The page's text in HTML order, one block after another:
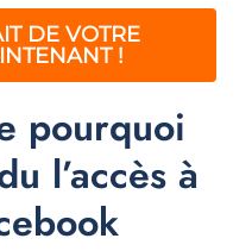
DE VOTRE
!
pourquoi
l’accès à